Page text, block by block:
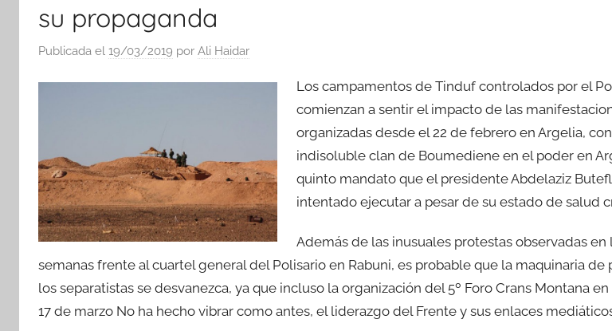
su propaganda
Publicada el 19/03/2019 por Ali Haidar
Los campamentos de Tinduf controlados por el
comienzan a sentir el impacto de las
organizadas desde el 22 de febrero en Argelia,
indisoluble clan de Boumediene en el poder en
quinto mandato que el presidente Abdelaziz
intentado ejecutar a pesar de su estado de salud
Además de las inusuales protestas observadas en
semanas frente al cuartel general del Polisario en Rabuni, es probable que la maquinaria de
los separatistas se desvanezca, ya que incluso la organización del 5º Foro Crans Montana en
17 de marzo No ha hecho vibrar como antes, el liderazgo del Frente y sus enlaces